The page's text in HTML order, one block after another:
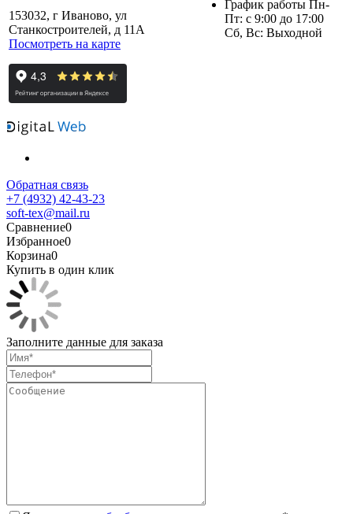
153032, г Иваново, ул
Станкостроителей, д 11А
Посмотреть на карте
График работы Пн-
Пт: с 9:00 до 17:00
Сб, Вс: Выходной
Обратная связь
+7 (4932) 42-43-23
soft-tex@mail.ru
Сравнение0
Избранное0
Корзина0
Купить в один клик
Заполните данные для заказа